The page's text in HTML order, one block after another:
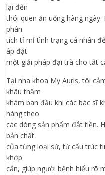
lại đến
thói quen ăn uống hàng
phân
tích tỉ mỉ tình trạng cá nhân
áp đặt
một giải pháp đại trà cho tất
Tại nha khoa My Auris, tôi
khâu thăm
khám ban đầu khi các bác sĩ
hàng theo
các dòng sản phẩm đắt tiền.
bản chất
của từng loại sứ, từ cấu trúc
khớp
cắn, giúp người bệnh hiểu rõ